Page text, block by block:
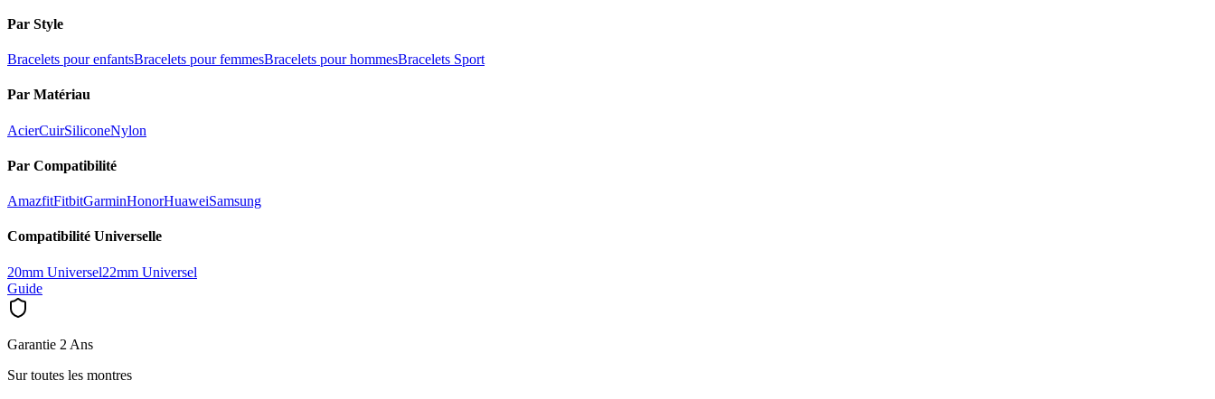
Par Style
Bracelets pour enfantsBracelets pour femmesBracelets pour hommesBracelets Sport
Par Matériau
AcierCuirSiliconeNylon
Par Compatibilité
AmazfitFitbitGarminHonorHuaweiSamsung
Compatibilité Universelle
20mm Universel22mm Universel
Guide
Garantie 2 Ans
Sur toutes les montres